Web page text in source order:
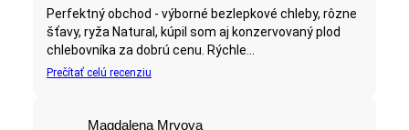
Perfektný obchod - výborné bezlepkové chleby, rôzne
šťavy, ryža Natural, kúpil som aj konzervovaný plod
chlebovníka za dobrú cenu. Rýchle...
Prečítať celú recenziu
Magdalena Mrvova